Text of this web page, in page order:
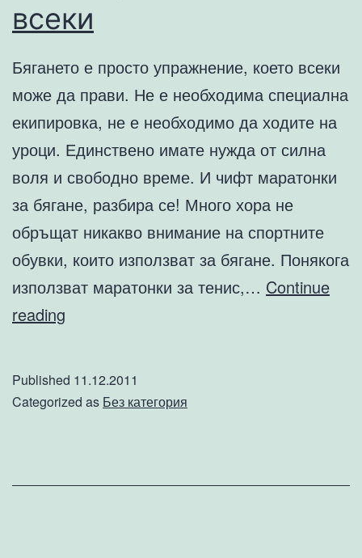
всеки
Бягането е просто упражнение, което всеки
може да прави. Не е необходима специална
екипировка, не е необходимо да ходите на
уроци. Единствено имате нужда от силна
воля и свободно време. И чифт маратонки
за бягане, разбира се! Много хора не
обръщат никакво внимание на спортните
обувки, които използват за бягане. Понякога
използват маратонки за тенис,… Continue
reading
–
Published 11.12.2011
Categorized as Без категория